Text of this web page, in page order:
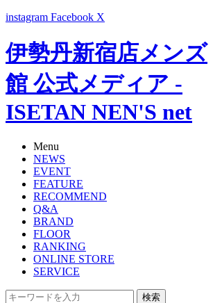
instagram Facebook X
伊勢丹新宿店メンズ
館 公式メディア -
ISETAN NEN'S net
Menu
NEWS
EVENT
FEATURE
RECOMMEND
Q&A
BRAND
FLOOR
RANKING
ONLINE STORE
SERVICE
検索